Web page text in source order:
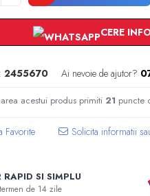
CERE
2455670 Ai nevoie de ajutor?
acestui produs primiti 21 puncte
Favorite
RAPID SI SIMPLU
de 14 zile